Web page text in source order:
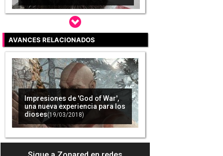
Terminar al 100% el próximo
'God of War' costará alrededor
de 40 horas de juego
(03/04/2018)
'God of War': La razón de por
qué hay tan pocos jefes finales
(31/05/2018)
AVANCES RELACIONADOS
Impresiones de 'God of War',
una nueva experiencia para los
dioses(19/03/2018)